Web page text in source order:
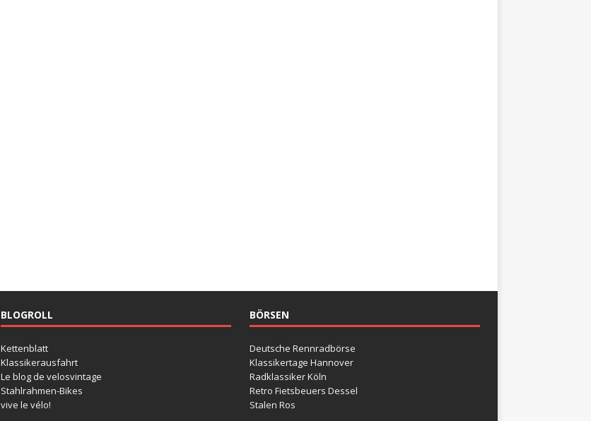
BLOGROLL
Kettenblatt
Klassikerausfahrt
Le blog de velosvintage
Stahlrahmen-Bikes
vive le vélo!
BÖRSEN
Deutsche Rennradbörse
Klassikertage Hannover
Radklassiker Köln
Retro Fietsbeuers Dessel
Stalen Ros